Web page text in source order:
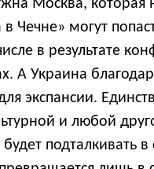
Москва, которая
Чечне» могут
в результате
А Украина
экспансии.
и любой
подталкивать в